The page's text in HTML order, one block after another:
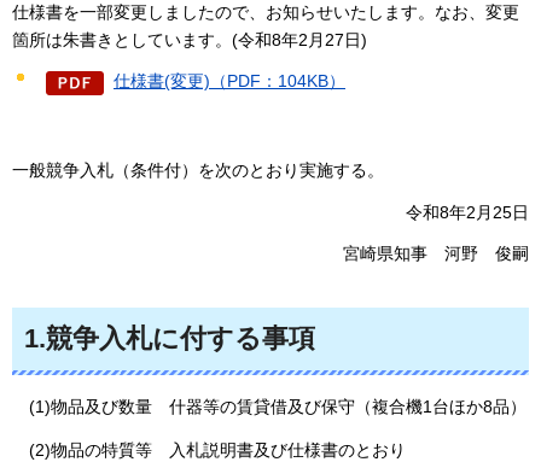
仕様書を一部変更しましたので、お知らせいたします。なお、変更
箇所は朱書きとしています。(令和8年2月27日)
仕様書(変更)（PDF：104KB）
一般競争入札（条件付）を次のとおり実施する。
令和8年2月25日
宮崎県知事 河野 俊嗣
1.競争入札に付する事項
(1)物品及び数量 什器等の賃貸借及び保守（複合機1台ほか8品）
(2)物品の特質等 入札説明書及び仕様書のとおり